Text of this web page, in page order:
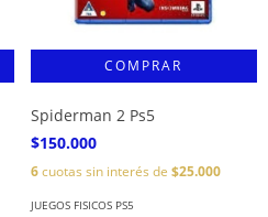
Spiderman 2 Ps5
$150.000
6cuotas sin interés de $25.000
JUEGOS FISICOS PS5